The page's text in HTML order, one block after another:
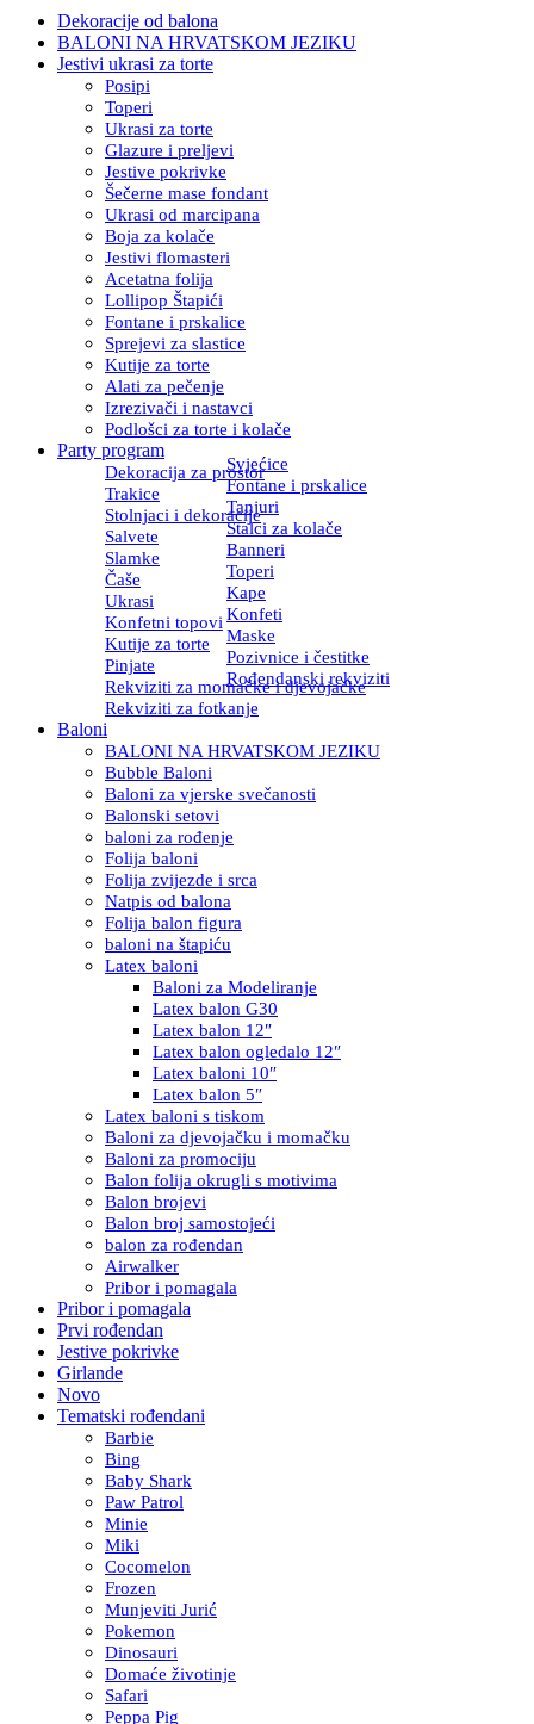
Dekoracije od balona
BALONI NA HRVATSKOM JEZIKU
Jestivi ukrasi za torte
Posipi
Toperi
Ukrasi za torte
Glazure i preljevi
Jestive pokrivke
Šečerne mase fondant
Ukrasi od marcipana
Boja za kolače
Jestivi flomasteri
Acetatna folija
Lollipop Štapići
Fontane i prskalice
Sprejevi za slastice
Kutije za torte
Alati za pečenje
Izrezivači i nastavci
Podlošci za torte i kolače
Party program
Dekoracija za prostor
Svjećice
Trakice
Fontane i prskalice
Stolnjaci i dekoracije
Tanjuri
Salvete
Stalci za kolače
Slamke
Banneri
Čaše
Toperi
Ukrasi
Kape
Konfetni topovi Konfeti
Kutije za torte
Maske
Pinjate
Pozivnice i čestitke
Rekviziti za momačke i djevojačke
Rođendanski rekviziti
Rekviziti za fotkanje
Baloni
BALONI NA HRVATSKOM JEZIKU
Bubble Baloni
Baloni za vjerske svečanosti
Balonski setovi
baloni za rođenje
Folija baloni
Folija zvijezde i srca
Natpis od balona
Folija balon figura
baloni na štapiću
Latex baloni
Baloni za Modeliranje
Latex balon G30
Latex balon 12″
Latex balon ogledalo 12″
Latex baloni 10″
Latex balon 5″
Latex baloni s tiskom
Baloni za djevojačku i momačku
Baloni za promociju
Balon folija okrugli s motivima
Balon brojevi
Balon broj samostojeći
balon za rođendan
Airwalker
Pribor i pomagala
Pribor i pomagala
Prvi rođendan
Jestive pokrivke
Girlande
Novo
Tematski rođendani
Barbie
Bing
Baby Shark
Paw Patrol
Minie
Miki
Cocomelon
Frozen
Munjeviti Jurić
Pokemon
Dinosauri
Domaće životinje
Safari
Peppa Pig